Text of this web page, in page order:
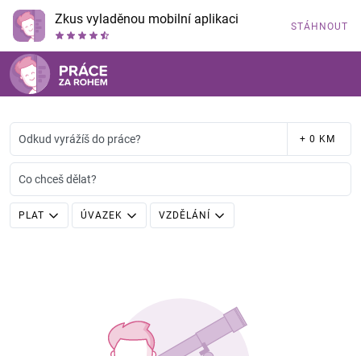
Zkus vyladěnou mobilní aplikaci STÁHNOUT
Odkud vyrážíš do práce? + 0 KM
Co chceš dělat?
PLAT ÚVAZEK VZDĚLÁNÍ